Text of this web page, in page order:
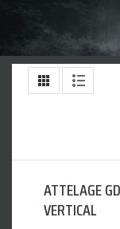
ATTELAGE
VERTICAL